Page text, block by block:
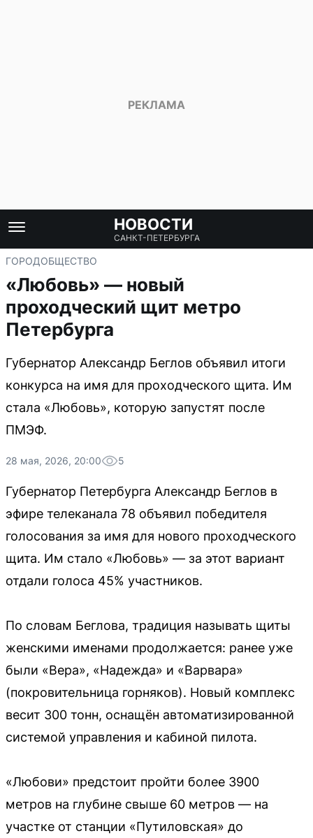
НОВОСТИ
САНКТ-ПЕТЕРБУРГА
ГОРОДОБЩЕСТВО
«Любовь» — новый
проходческий щит метро
Петербурга
Губернатор Александр Беглов объявил итоги
конкурса на имя для проходческого щита. Им
стала «Любовь», которую запустят после
ПМЭФ.
28 мая, 2026, 20:00 5
Губернатор Петербурга Александр Беглов в
эфире телеканала 78 объявил победителя
голосования за имя для нового проходческого
щита. Им стало «Любовь» — за этот вариант
отдали голоса 45% участников.
По словам Беглова, традиция называть щиты
женскими именами продолжается: ранее уже
были «Вера», «Надежда» и «Варвара»
(покровительница горняков). Новый комплекс
весит 300 тонн, оснащён автоматизированной
системой управления и кабиной пилота.
«Любови» предстоит пройти более 3900
метров на глубине свыше 60 метров — на
участке от станции «Путиловская» до